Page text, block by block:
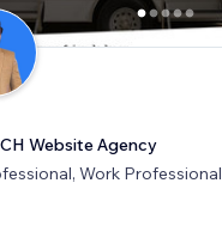
Website Agency
Work Professional